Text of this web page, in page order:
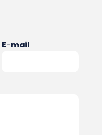
E-mail